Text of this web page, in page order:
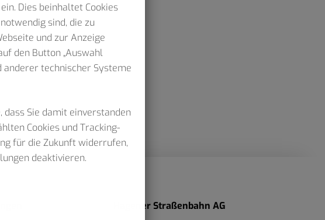
Hagener Straßenbahn AG
Dies beinhaltet Cookies
sind, die zu
und zur Anzeige
den Button „Auswahl
anderer technischer Systeme
dass Sie damit einverstanden
Cookies und Tracking-
für die Zukunft widerrufen,
deaktivieren.